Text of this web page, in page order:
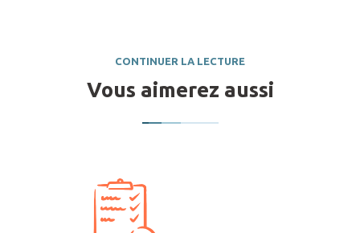
CONTINUER LA LECTURE
Vous aimerez aussi